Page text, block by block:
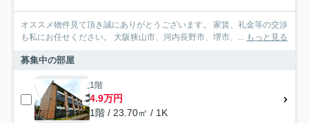
オススメ物件見て頂き誠にありがとうございます。 家賃、礼金等の交渉
も私にお任せください。 大阪狭山市、河内長野市、堺市、... もっと見る
募集中の部屋
1階
4.9万円
1階 / 23.70㎡ / 1K